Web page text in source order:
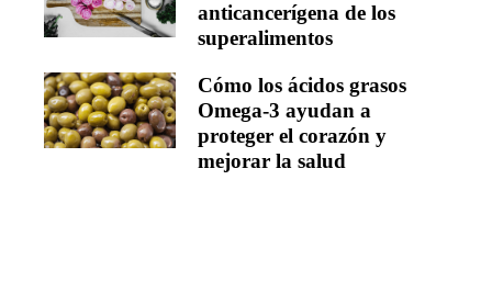
anticancerígena de los
superalimentos
Cómo los ácidos grasos
Omega-3 ayudan a
proteger el corazón y
mejorar la salud